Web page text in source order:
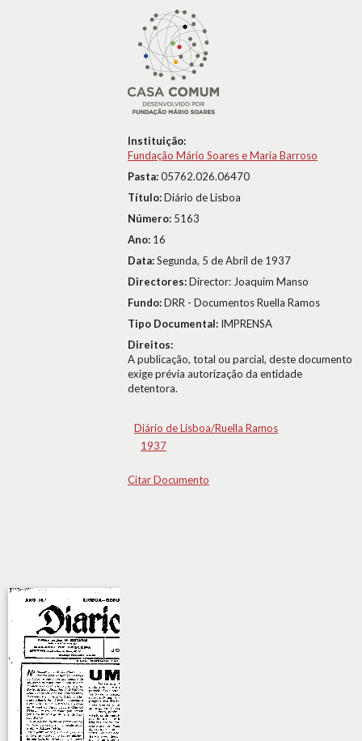
Instituição:
Fundação Mário Soares e Maria Barroso
Pasta:05762.026.06470
Título:Diário de Lisboa
Número: 5163
Ano: 16
Data:Segunda, 5 de Abril de 1937
Directores:Director: Joaquim Manso
Fundo:DRR - Documentos Ruella Ramos
Tipo Documental: IMPRENSA
Direitos:
A publicação, total ou parcial, deste documento
exige prévia autorização da entidade
detentora.
Diário de Lisboa/Ruella Ramos
1937
Citar Documento